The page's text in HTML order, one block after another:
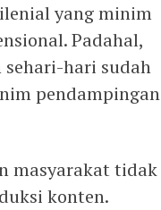
yang minim
Padahal,
hari sudah
pendampingan
masyarakat tidak
konten.